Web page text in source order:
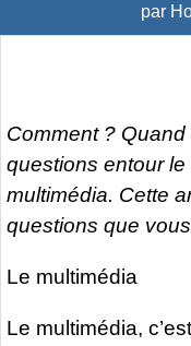
par
Comment ?
questions entour
multimédia. Cette
questions que
Le multimédia
Le multimédia,